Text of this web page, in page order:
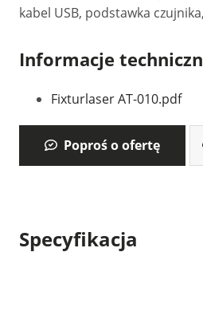
kabel USB, podstawka
Informacje
Fixturlaser AT-010.pdf
Poproś o ofertę
Specyfikacja